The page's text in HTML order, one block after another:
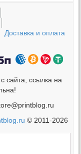
Доставка и оплата
сайта, ссылка на
© 2011-2026